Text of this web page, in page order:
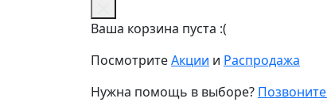
Ваша корзина пуста :(
ПосмотритеАкции и Распродажа
Нужна помощь в выборе? Позвоните